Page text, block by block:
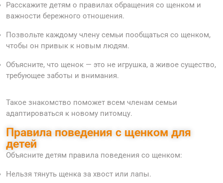
Расскажите детям о правилах обращения со щенком и
важности бережного отношения.
Позвольте каждому члену семьи пообщаться со щенком,
чтобы он привык к новым людям.
Объясните, что щенок — это не игрушка, а живое существо,
требующее заботы и внимания.
Такое знакомство поможет всем членам семьи
адаптироваться к новому питомцу.
Правила поведения с щенком для
детей
Объясните детям правила поведения со щенком:
Нельзя тянуть щенка за хвост или лапы.